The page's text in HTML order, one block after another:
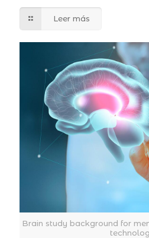
Leer más
Brain study background for